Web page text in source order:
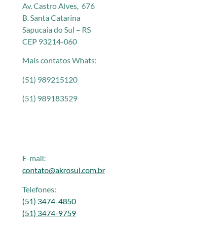
Av. Castro Alves, 676
B. Santa Catarina
Sapucaia do Sul – RS
CEP 93214-060
Mais contatos Whats:
(51) 989215120
(51) 989183529
E-mail:
contato@akrosul.com.br
Telefones:
(51) 3474-4850
(51) 3474-9759